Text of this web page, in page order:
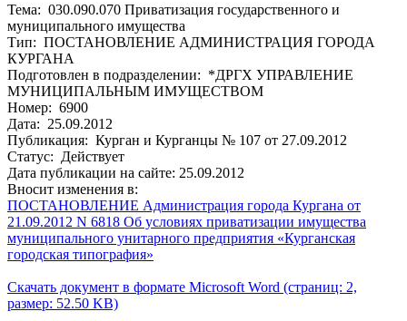
Тема: 030.090.070 Приватизация государственного и
муниципального имущества
Тип: ПОСТАНОВЛЕНИЕ АДМИНИСТРАЦИЯ ГОРОДА
КУРГАНА
Подготовлен в подразделении: *ДРГХ УПРАВЛЕНИЕ
МУНИЦИПАЛЬНЫМ ИМУЩЕСТВОМ
Номер: 6900
Дата: 25.09.2012
Публикация: Курган и Курганцы № 107 от 27.09.2012
Статус: Действует
Дата публикации на сайте: 25.09.2012
Вносит изменения в:
ПОСТАНОВЛЕНИЕ Администрация города Кургана от
21.09.2012 N 6818 Об условиях приватизации имущества
муниципального унитарного предприятия «Курганская
городская типография»
Скачать документ в формате Microsoft Word (страниц: 2,
размер: 52.50 KB)